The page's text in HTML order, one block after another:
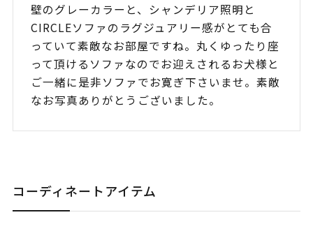
壁のグレーカラーと、シャンデリア照明と
CIRCLEソファのラグジュアリー感がとても合
っていて素敵なお部屋ですね。丸くゆったり座
って頂けるソファなのでお迎えされるお犬様と
ご一緒に是非ソファでお寛ぎ下さいませ。素敵
なお写真ありがとうございました。
コーディネートアイテム